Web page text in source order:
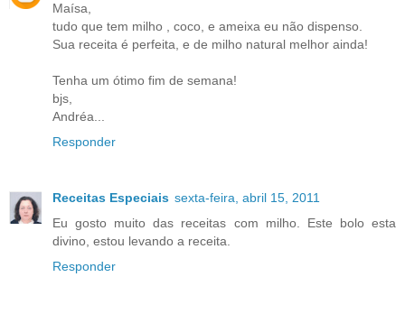
Maísa,
tudo que tem milho , coco, e ameixa eu não dispenso.
Sua receita é perfeita, e de milho natural melhor ainda!
Tenha um ótimo fim de semana!
bjs,
Andréa...
Responder
Receitas Especiais sexta-feira, abril 15, 2011
Eu gosto muito das receitas com milho. Este bolo esta
divino, estou levando a receita.
Responder